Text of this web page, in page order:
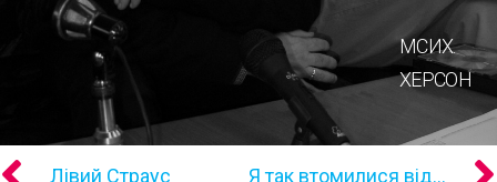
МСИХ.
ХЕРСОН
Лiвий Страус Я так втомилися від всєї цієї E$#*?@